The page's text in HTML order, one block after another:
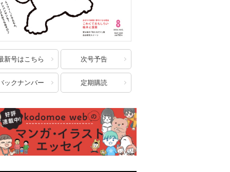
新号はこちら 次号予告
ックナンバー 定期購読